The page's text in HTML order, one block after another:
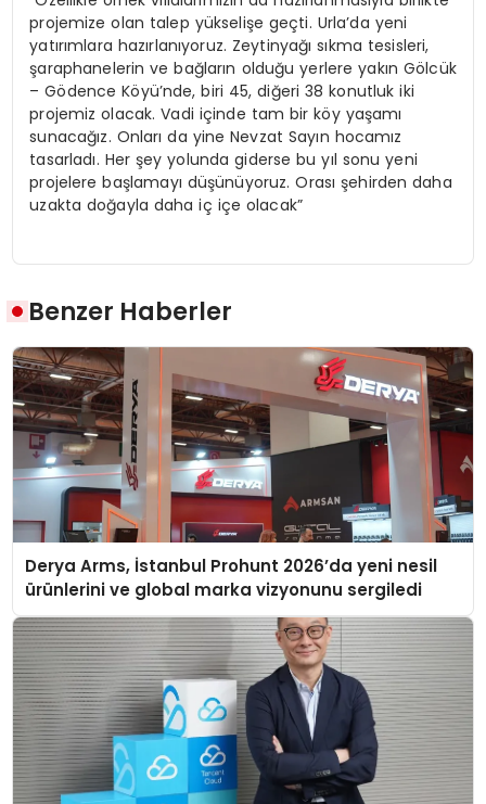
projemize olan talep yükselişe geçti. Urla’da yeni
yatırımlara hazırlanıyoruz. Zeytinyağı sıkma tesisleri,
şaraphanelerin ve bağların olduğu yerlere yakın Gölcük
– Gödence Köyü’nde, biri 45, diğeri 38 konutluk iki
projemiz olacak. Vadi içinde tam bir köy yaşamı
sunacağız. Onları da yine Nevzat Sayın hocamız
tasarladı. Her şey yolunda giderse bu yıl sonu yeni
projelere başlamayı düşünüyoruz. Orası şehirden daha
uzakta doğayla daha iç içe olacak”
Benzer Haberler
Derya Arms, İstanbul Prohunt 2026’da yeni nesil
ürünlerini ve global marka vizyonunu sergiledi